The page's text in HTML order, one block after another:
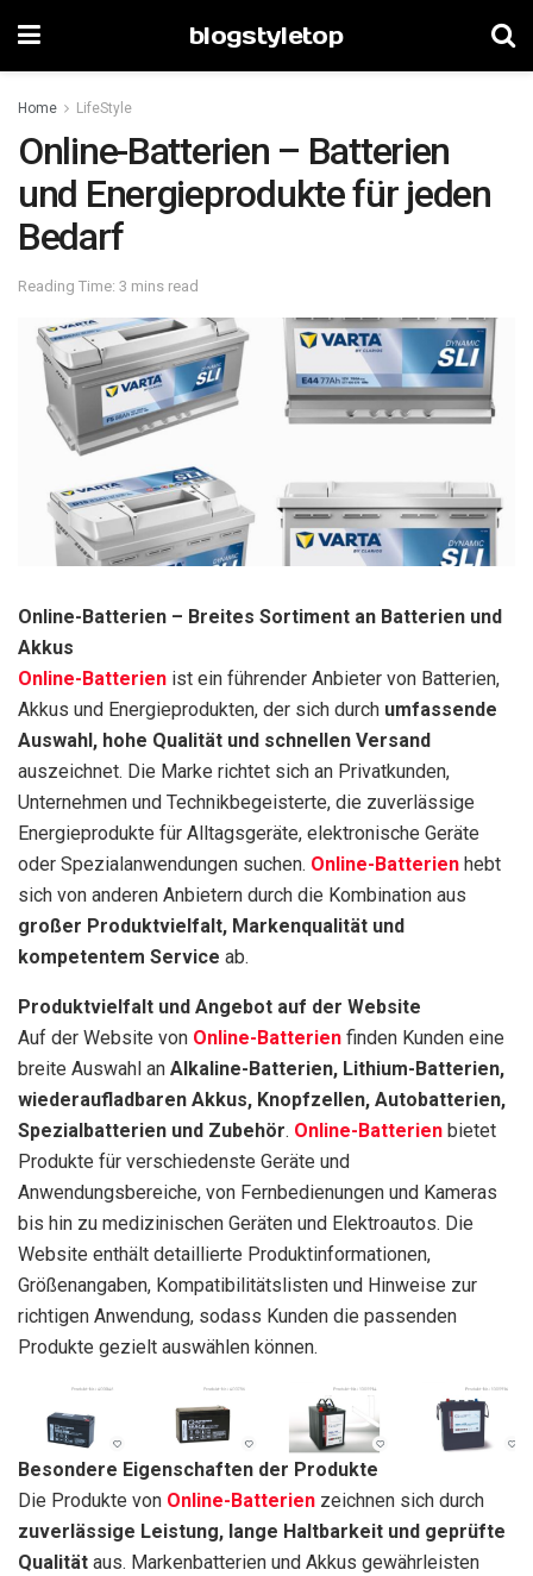
blogstyletop
Home LifeStyle
Online-Batterien – Batterien
und Energieprodukte für jeden
Bedarf
Reading Time: 3 mins read
Online-Batterien – Breites Sortiment an Batterien und
Akkus
Online-Batterien ist ein führender Anbieter von Batterien,
Akkus und Energieprodukten, der sich durch umfassende
Auswahl, hohe Qualität und schnellen Versand
auszeichnet. Die Marke richtet sich an Privatkunden,
Unternehmen und Technikbegeisterte, die zuverlässige
Energieprodukte für Alltagsgeräte, elektronische Geräte
oder Spezialanwendungen suchen. Online-Batterien hebt
sich von anderen Anbietern durch die Kombination aus
großer Produktvielfalt, Markenqualität und
kompetentem Service ab.
Produktvielfalt und Angebot auf der Website
Auf der Website von Online-Batterien finden Kunden eine
breite Auswahl an Alkaline-Batterien, Lithium-Batterien,
wiederaufladbaren Akkus, Knopfzellen, Autobatterien,
Spezialbatterien und Zubehör. Online-Batterien bietet
Produkte für verschiedenste Geräte und
Anwendungsbereiche, von Fernbedienungen und Kameras
bis hin zu medizinischen Geräten und Elektroautos. Die
Website enthält detaillierte Produktinformationen,
Größenangaben, Kompatibilitätslisten und Hinweise zur
richtigen Anwendung, sodass Kunden die passenden
Produkte gezielt auswählen können.
Besondere Eigenschaften der Produkte
Die Produkte von Online-Batterien zeichnen sich durch
zuverlässige Leistung, lange Haltbarkeit und geprüfte
Qualität aus. Markenbatterien und Akkus gewährleisten